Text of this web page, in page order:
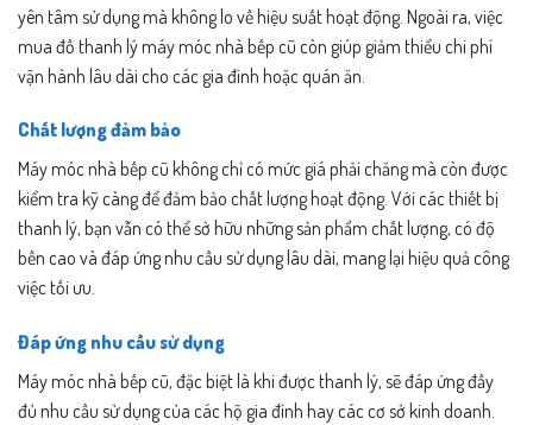
yên tâm sử dụng mà không lo về hiệu suất hoạt động. Ngoài ra, việc
mua đồ thanh lý máy móc nhà bếp cũ còn giúp giảm thiểu chi phí
vận hành lâu dài cho các gia đình hoặc quán ăn.
Chất lượng đảm bảo
Máy móc nhà bếp cũ không chỉ có mức giá phải chăng mà còn được
kiểm tra kỹ càng để đảm bảo chất lượng hoạt động. Với các thiết bị
thanh lý, bạn vẫn có thể sở hữu những sản phẩm chất lượng, có độ
bền cao và đáp ứng nhu cầu sử dụng lâu dài, mang lại hiệu quả công
việc tối ưu.
Đáp ứng nhu cầu sử dụng
Máy móc nhà bếp cũ, đặc biệt là khi được thanh lý, sẽ đáp ứng đầy
đủ nhu cầu sử dụng của các hộ gia đình hay các cơ sở kinh doanh.